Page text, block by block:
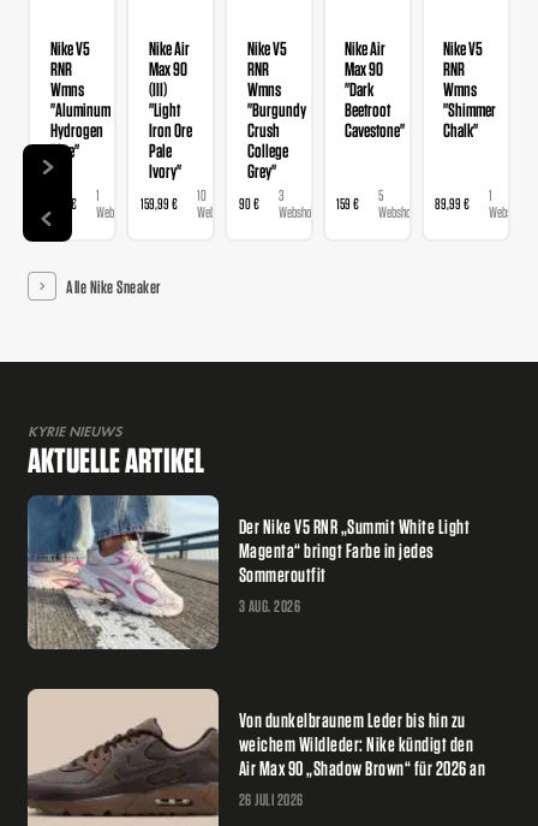
Nike V5
RNR
Wmns
"Aluminum
Hydrogen
Blue"
89,99 €
1
Webshop
Nike Air
Max 90
(III)
"Light
Iron Ore
Pale
Ivory"
159,99 €
10
Webshops
Nike V5
RNR
Wmns
"Burgundy
Crush
College
Grey"
90 €
3
Webshops
Nike Air
Max 90
"Dark
Beetroot
Cavestone"
159 €
5
Webshops
Nike V5
RNR
Wmns
"Shimmer
Chalk"
89,99 €
1
Webshop
Alle Nike Sneaker
KYRIE NIEUWS
AKTUELLE ARTIKEL
Der Nike V5 RNR „Summit White Light
Magenta“ bringt Farbe in jedes
Sommeroutfit
3 AUG. 2026
Von dunkelbraunem Leder bis hin zu
weichem Wildleder: Nike kündigt den
Air Max 90 „Shadow Brown“ für 2026 an
26 JULI 2026